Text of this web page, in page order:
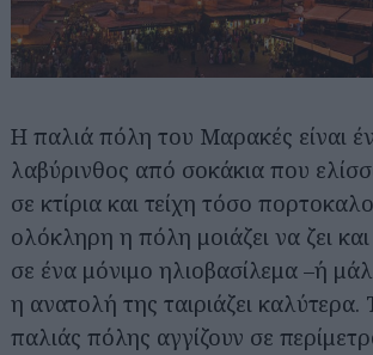
Η παλιά πόλη του Μαρακές είναι
λαβύρινθος από σοκάκια που
σε κτίρια και τείχη τόσο
ολόκληρη η πόλη μοιάζει να ζει
σε ένα μόνιμο ηλιοβασίλεμα –ή
η ανατολή της ταιριάζει καλύτερα.
παλιάς πόλης αγγίζουν σε